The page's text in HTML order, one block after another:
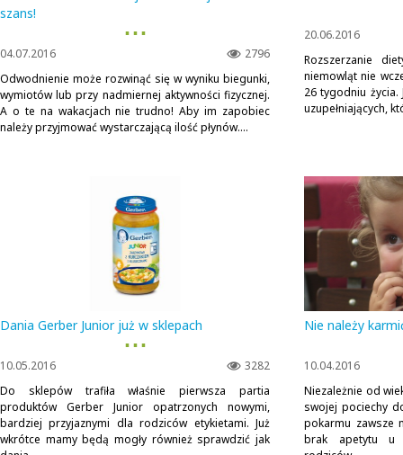
szans!
▪ ▪ ▪
2796
04.07.2016
Odwodnienie może rozwinąć się w wyniku biegunki,
wymiotów lub przy nadmiernej aktywności fizycznej.
A o te na wakacjach nie trudno! Aby im zapobiec
należy przyjmować wystarczającą ilość płynów....
20.06.2016
Rozszerzanie
niemowląt nie
26 tygodniu
uzupełniających,
Dania Gerber Junior już w sklepach
▪ ▪ ▪
3282
10.05.2016
Do sklepów trafiła właśnie pierwsza partia
produktów Gerber Junior opatrzonych nowymi,
bardziej przyjaznymi dla rodziców etykietami. Już
wkrótce mamy będą mogły również sprawdzić jak
Nie należy
10.04.2016
Niezależnie od
swojej pociechy
pokarmu zawsze
brak apetytu u